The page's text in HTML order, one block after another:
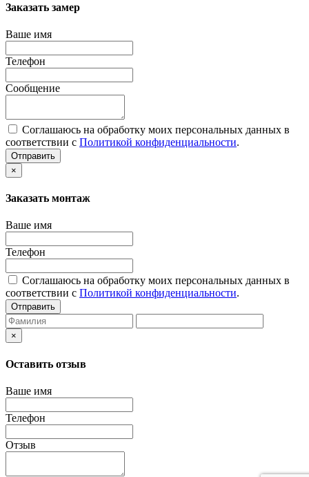
Заказать замер
Ваше имя
Телефон
Сообщение
Соглашаюсь на обработку моих персональных данных в
соответствии с Политикой конфиденциальности.
Отправить
×
Заказать монтаж
Ваше имя
Телефон
Соглашаюсь на обработку моих персональных данных в
соответствии с Политикой конфиденциальности.
Отправить
×
Оставить отзыв
Ваше имя
Телефон
Отзыв